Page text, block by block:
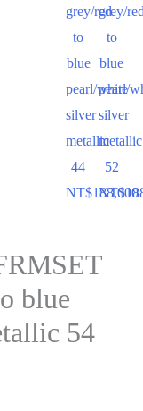
grey/red
to
blue
pearl/white
silver
metallic
44
NT$188,000
grey/
to
blue
pearl/
silver
metallic
52
NT$
blue
54